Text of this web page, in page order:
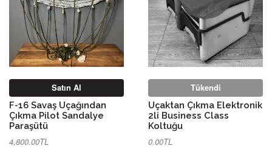
Satın Al
F-16 Savaş Uçağından
Çıkma Pilot Sandalye
Paraşütü
4,800.00TL
Tükendi
Uçaktan Çıkma Elektronik
2li Business Class
Koltuğu
0.00TL